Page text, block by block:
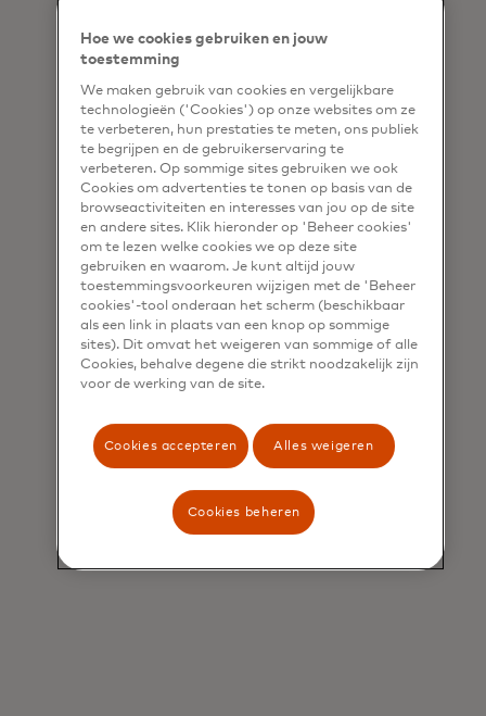
Hoe we cookies gebruiken en jouw
toestemming
We maken gebruik van cookies en vergelijkbare
technologieën ('Cookies') op onze websites om ze
te verbeteren, hun prestaties te meten, ons publiek
te begrijpen en de gebruikerservaring te
verbeteren. Op sommige sites gebruiken we ook
Cookies om advertenties te tonen op basis van de
browseactiviteiten en interesses van jou op de site
en andere sites. Klik hieronder op 'Beheer cookies'
om te lezen welke cookies we op deze site
gebruiken en waarom. Je kunt altijd jouw
toestemmingsvoorkeuren wijzigen met de 'Beheer
cookies'-tool onderaan het scherm (beschikbaar
als een link in plaats van een knop op sommige
sites). Dit omvat het weigeren van sommige of alle
Cookies, behalve degene die strikt noodzakelijk zijn
voor de werking van de site.
Cookies accepteren Alles weigeren
Cookies beheren